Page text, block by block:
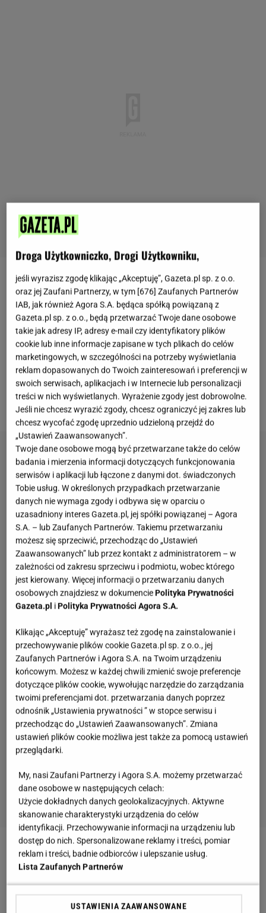
Tendeserto idealny dowód na to, że w tłusty
czwartek nie trzeba się ograniczać do tradycyjnych
pączków i faworków. Choć wyglądają niepozornie,
koeksisters wymagają precyzji i cierpliwości.
Ciasto musi odpocząć, asyrop zostać odpowiednio
schłodzony. To także ciekawy przykład tego, jak
podobne techniki smażenia prowadzą do zupełnie
innych efektów smakowych.
Zobacz wideoLeszek Klimas: Jak zjesz 15 pączków,
to następnego dnia nagle nie przytyjesz. To tak nie
działa
Droga Użytkowniczko, Drogi Użytkowniku,
jeśli wyrazisz zgodę klikając „Akceptuję”, Gazeta.pl sp. z o.o.
oraz jej Zaufani Partnerzy, w tym [676] Zaufanych Partnerów
IAB, jak również Agora S.A. będąca spółką powiązaną z
Gazeta.pl sp. z o.o., będą przetwarzać Twoje dane osobowe
takie jak adresy IP, adresy e-mail czy identyfikatory plików
cookie lub inne informacje zapisane w tych plikach do celów
marketingowych, w szczególności na potrzeby wyświetlania
reklam dopasowanych do Twoich zainteresowań i preferencji w
swoich serwisach, aplikacjach i w Internecie lub personalizacji
treści w nich wyświetlanych. Wyrażenie zgody jest dobrowolne.
Jeśli nie chcesz wyrazić zgody, chcesz ograniczyć jej zakres lub
chcesz wycofać zgodę uprzednio udzieloną przejdź do
„Ustawień Zaawansowanych”.
Twoje dane osobowe mogą być przetwarzane także do celów
badania i mierzenia informacji dotyczących funkcjonowania
serwisów i aplikacji lub łączone z danymi dot. świadczonych
Tobie usług. W określonych przypadkach przetwarzanie
danych nie wymaga zgody i odbywa się w oparciu o
uzasadniony interes Gazeta.pl, jej spółki powiązanej – Agora
S.A. – lub Zaufanych Partnerów. Takiemu przetwarzaniu
możesz się sprzeciwić, przechodząc do „Ustawień
Zaawansowanych” lub przez kontakt z administratorem – w
zależności od zakresu sprzeciwu i podmiotu, wobec którego
jest kierowany. Więcej informacji o przetwarzaniu danych
osobowych znajdziesz w dokumenciePolityka Prywatności
Gazeta.pl iPolityka Prywatności Agora S.A.
Klikając „Akceptuję” wyrażasz też zgodę na zainstalowanie i
przechowywanie plików cookie Gazeta.pl sp. z o.o., jej
Zaufanych Partnerów i Agora S.A. na Twoim urządzeniu
końcowym. Możesz w każdej chwili zmienić swoje preferencje
dotyczące plików cookie, wywołując narzędzie do zarządzania
twoimi preferencjami dot. przetwarzania danych poprzez
odnośnik „Ustawienia prywatności ” w stopce serwisu i
przechodząc do „Ustawień Zaawansowanych”. Zmiana
ustawień plików cookie możliwa jest także za pomocą ustawień
przeglądarki.
My, nasi Zaufani Partnerzy i Agora S.A. możemy przetwarzać
dane osobowe w następujących celach:
Użycie dokładnych danych geolokalizacyjnych. Aktywne
skanowanie charakterystyki urządzenia do celów
identyfikacji. Przechowywanie informacji na urządzeniu lub
dostęp do nich. Spersonalizowane reklamy i treści, pomiar
reklam i treści, badnie odbiorców i ulepszanie usług.
Lista Zaufanych Partnerów
USTAWIENIA ZAAWANSOWANE